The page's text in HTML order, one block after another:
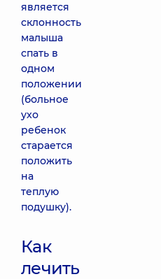
является
склонность
малыша
спать в
одном
положении
(больное
ухо
ребенок
старается
положить
на
теплую
подушку).
Как
лечить